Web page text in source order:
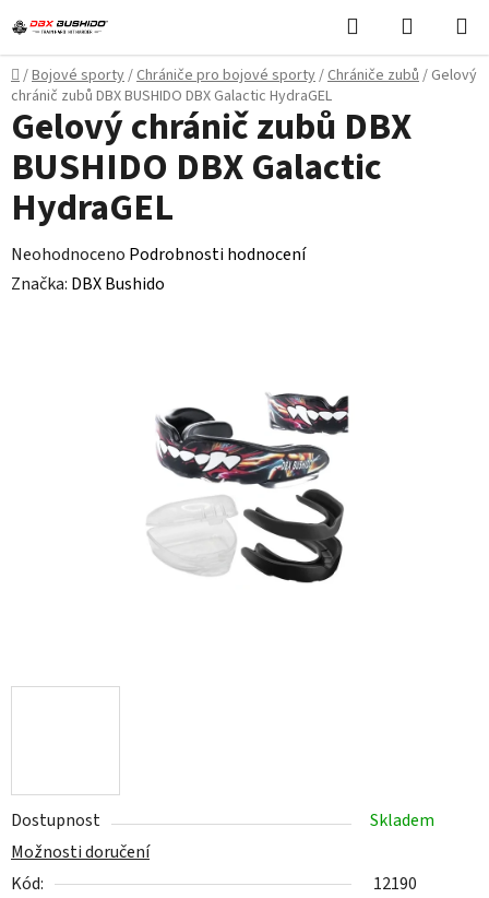
na
obsah
Hledat
KOŠÍK
Domů
/Bojové sporty/Chrániče pro bojové sporty/Chrániče zubů/ Gelový
chránič zubů DBX BUSHIDO DBX Galactic HydraGEL
Dostupnost
Skladem
Možnosti doručení
Kód:
12190
Gelový chránič zubů DBX
BUSHIDO DBX Galactic
HydraGEL
Průměrné
hodnocení
Neohodnoceno Podrobnosti hodnocení
Značka: DBX Bushido